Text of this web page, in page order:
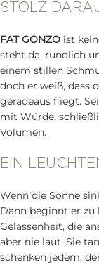
STOLZ
FAT GONZO ist
steht da, rundlich
einem stillen
doch er weiß, dass
geradeaus fliegt.
mit Würde,
Volumen.
EIN
Wenn die Sonne
Dann beginnt er
Gelassenheit, die
aber nie laut. Sie
schenken jedem,